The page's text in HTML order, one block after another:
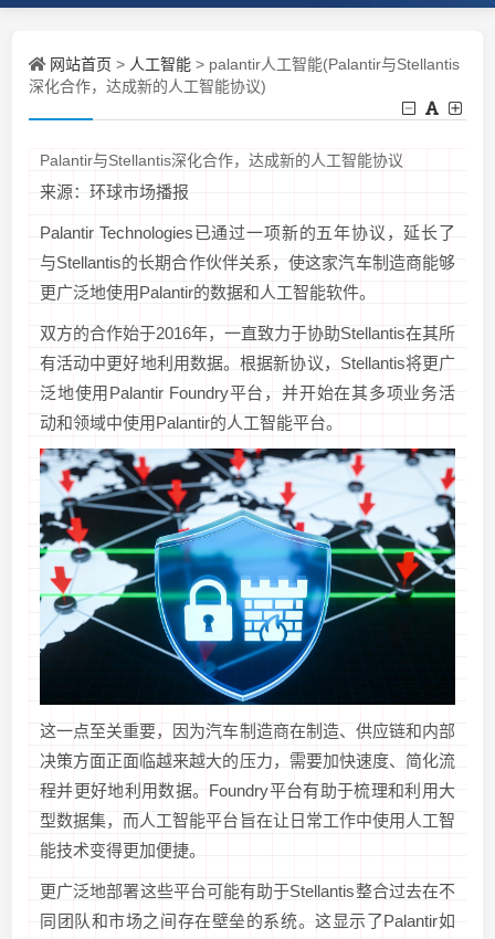
网站首页 > 人工智能 > palantir人工智能(Palantir与Stellantis
深化合作，达成新的人工智能协议)
Palantir与Stellantis深化合作，达成新的人工智能协议
来源：环球市场播报
Palantir Technologies已通过一项新的五年协议，延长了
与Stellantis的长期合作伙伴关系，使这家汽车制造商能够
更广泛地使用Palantir的数据和人工智能软件。
双方的合作始于2016年，一直致力于协助Stellantis在其所
有活动中更好地利用数据。根据新协议，Stellantis将更广
泛地使用Palantir Foundry平台，并开始在其多项业务活
动和领域中使用Palantir的人工智能平台。
这一点至关重要，因为汽车制造商在制造、供应链和内部
决策方面正面临越来越大的压力，需要加快速度、简化流
程并更好地利用数据。Foundry平台有助于梳理和利用大
型数据集，而人工智能平台旨在让日常工作中使用人工智
能技术变得更加便捷。
更广泛地部署这些平台可能有助于Stellantis整合过去在不
同团队和市场之间存在壁垒的系统。这显示了Palantir如